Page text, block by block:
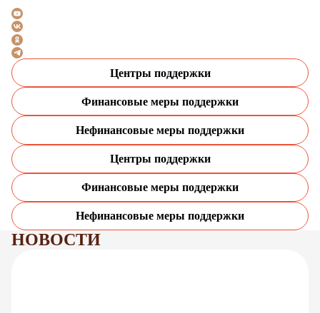
Центры поддержки
Финансовые меры поддержки
Нефинансовые меры поддержки
Центры поддержки
Финансовые меры поддержки
Нефинансовые меры поддержки
НОВОСТИ